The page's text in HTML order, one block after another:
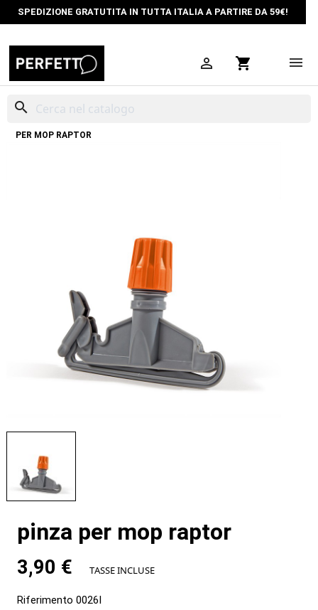
SPEDIZIONE GRATUTITA IN TUTTA ITALIA A PARTIRE DA 59€!
 shopping_cart
search
PER MOP RAPTOR
pinza per mop raptor
3,90 € TASSE INCLUSE
Riferimento 0026I